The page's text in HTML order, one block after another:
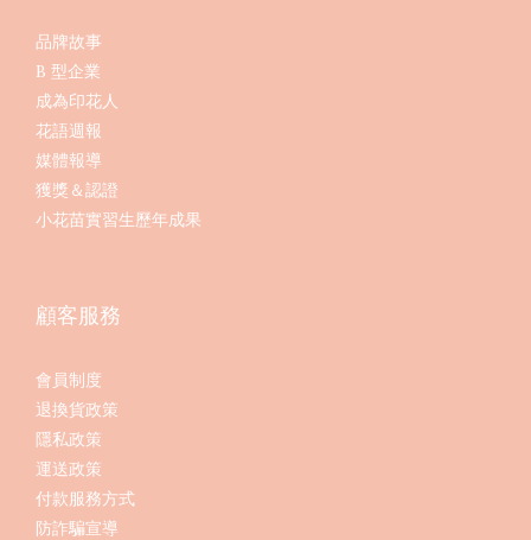
品牌故事
B 型企業
成為印花人
花語週報
媒體報導
獲獎＆認證
小花苗實習生歷年成果
顧客服務
會員制度
退換貨政策
隱私政策
運送政策
付款服務方式
防詐騙宣導